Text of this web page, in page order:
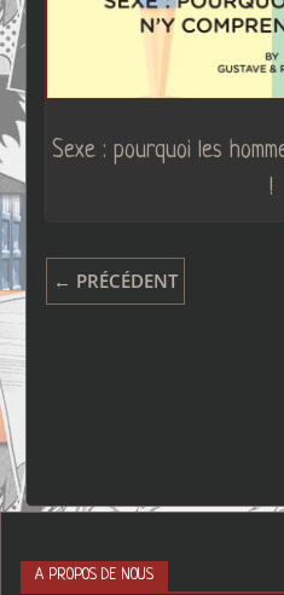
Sexe : pourquoi les
!
← PRÉCÉDENT
A PROPOS DE NOUS